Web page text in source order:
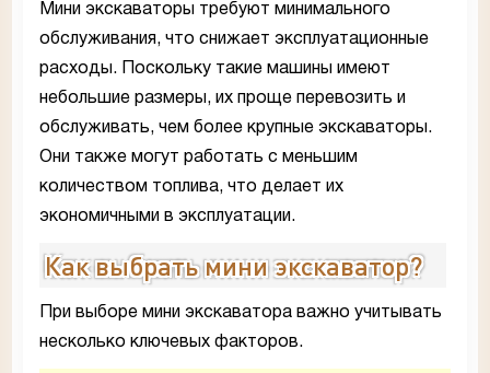
Мини экскаваторы требуют минимального
обслуживания, что снижает эксплуатационные
расходы. Поскольку такие машины имеют
небольшие размеры, их проще перевозить и
обслуживать, чем более крупные экскаваторы.
Они также могут работать с меньшим
количеством топлива, что делает их
экономичными в эксплуатации.
Как выбрать мини экскаватор?
При выборе мини экскаватора важно учитывать
несколько ключевых факторов.